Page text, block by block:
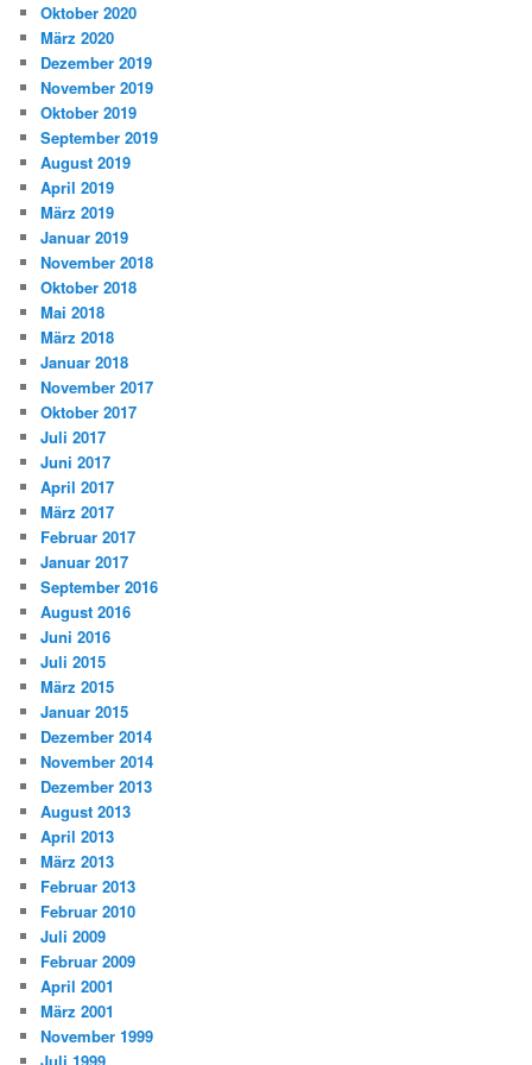
Oktober 2020
März 2020
Dezember 2019
November 2019
Oktober 2019
September 2019
August 2019
April 2019
März 2019
Januar 2019
November 2018
Oktober 2018
Mai 2018
März 2018
Januar 2018
November 2017
Oktober 2017
Juli 2017
Juni 2017
April 2017
März 2017
Februar 2017
Januar 2017
September 2016
August 2016
Juni 2016
Juli 2015
März 2015
Januar 2015
Dezember 2014
November 2014
Dezember 2013
August 2013
April 2013
März 2013
Februar 2013
Februar 2010
Juli 2009
Februar 2009
April 2001
März 2001
November 1999